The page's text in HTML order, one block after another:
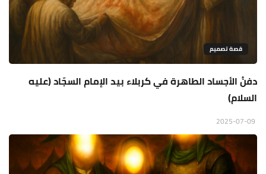
قصة تصميم
دفنُ الأجساد الطاهرة في كربلاء بيد الإمام السجّاد (عليه
السلام)